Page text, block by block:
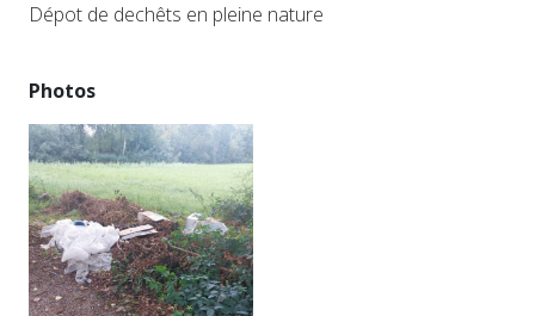
Dépot de dechêts en pleine nature
Photos